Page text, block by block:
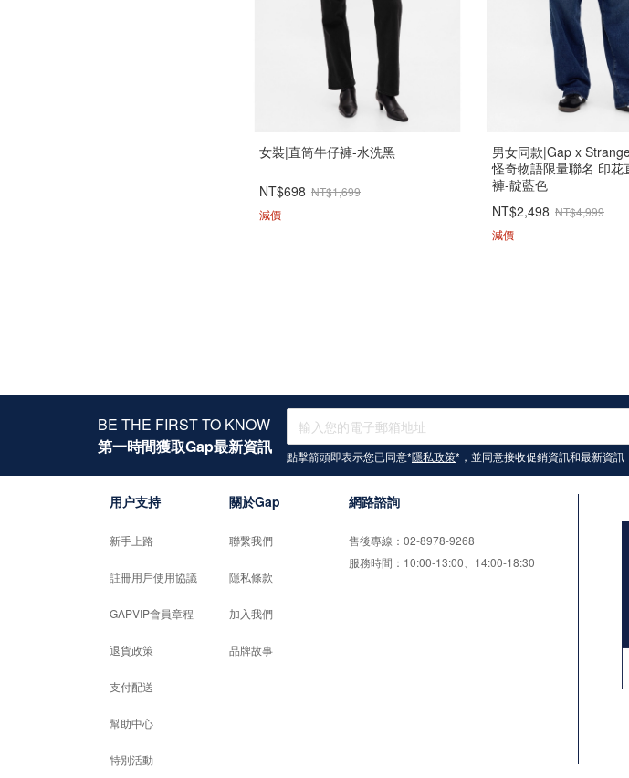
女裝|直筒牛仔褲-水洗黑
NT$698 NT$1,699
減價
男女同款|Gap x
怪奇物語限量聯名 印花
褲-靛藍色
NT$2,498 NT$4,999
減價
BE THE FIRST TO KNOW
第一時間獲取Gap最新資訊
點擊箭頭即表示您已同意*隱私政策*，並同意接收促銷資訊和最新資訊
用户支持
新手上路
註冊用戶使用協議
GAPVIP會員章程
退貨政策
支付配送
幫助中心
特別活動
關於Gap
聯繫我們
隱私條款
加入我們
品牌故事
網路諮詢
售後專線：02-8978-9268
服務時間：10:00-13:00、14:00-18:30